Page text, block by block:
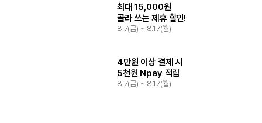
8.7(금) ~ 8.17(월)
최대 15,000원
골라 쓰는 제휴 할인!
8.7(금) ~ 8.17(월)
4만원 이상 결제 시
5천원 Npay 적립